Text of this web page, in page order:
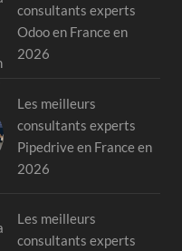
consultants experts
Odoo en France en
2026
Les meilleurs
consultants experts
Pipedrive en France en
2026
Les meilleurs
consultants experts